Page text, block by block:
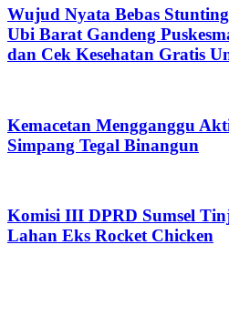
Wujud Nyata Bebas
Ubi Barat Gandeng
dan Cek Kesehatan Gratis
Kemacetan Mengganggu
Simpang Tegal Binangun
Komisi III DPRD Sumsel
Lahan Eks Rocket Chicken